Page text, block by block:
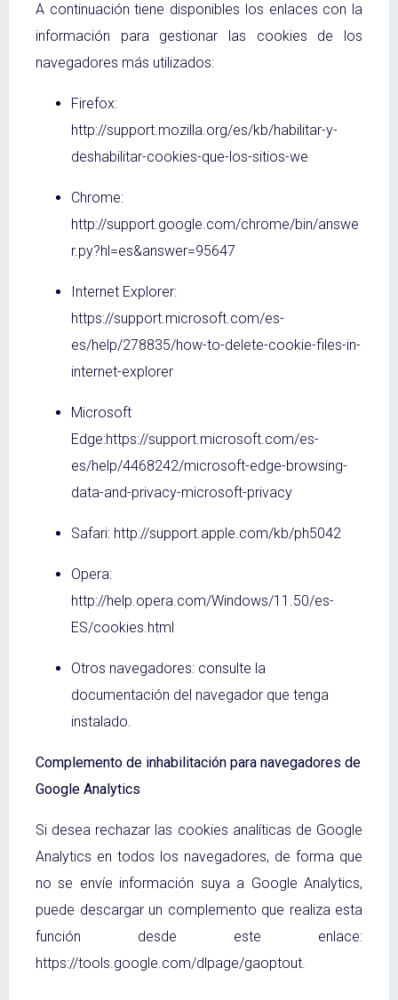
A continuación tiene disponibles los enlaces con la
información para gestionar las cookies de los
navegadores más utilizados:
Firefox:
http://support.mozilla.org/es/kb/habilitar-y-
deshabilitar-cookies-que-los-sitios-we
Chrome:
http://support.google.com/chrome/bin/answe
r.py?hl=es&answer=95647
Internet Explorer:
https://support.microsoft.com/es-
es/help/278835/how-to-delete-cookie-files-in-
internet-explorer
Microsoft
Edge:https://support.microsoft.com/es-
es/help/4468242/microsoft-edge-browsing-
data-and-privacy-microsoft-privacy
Safari: http://support.apple.com/kb/ph5042
Opera:
http://help.opera.com/Windows/11.50/es-
ES/cookies.html
Otros navegadores: consulte la
documentación del navegador que tenga
instalado.
Complemento de inhabilitación para navegadores de
Google Analytics
Si desea rechazar las cookies analíticas de Google
Analytics en todos los navegadores, de forma que
no se envíe información suya a Google Analytics,
puede descargar un complemento que realiza esta
función desde este enlace:
https://tools.google.com/dlpage/gaoptout.